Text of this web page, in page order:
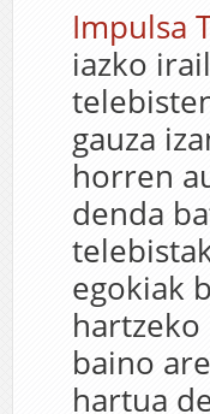
Impulsa
iazko
gauza
horren
denda
egokiak
hartzeko
baino
hartua